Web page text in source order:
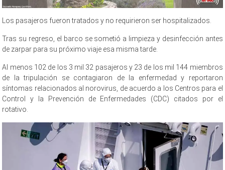
Los pasajeros fueron tratados y no requirieron ser hospitalizados.
Tras su regreso, el barco se sometió a limpieza y desinfección antes
de zarpar para su próximo viaje esa misma tarde.
Al menos 102 de los 3 mil 32 pasajeros y 23 de los mil 144 miembros
de la tripulación se contagiaron de la enfermedad y reportaron
síntomas relacionados al norovirus, de acuerdo a los Centros para el
Control y la Prevención de Enfermedades (CDC) citados por el
rotativo.